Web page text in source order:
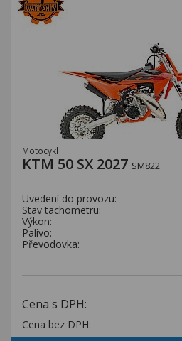
Motocykl
KTM 50 SX 2027 SM822
Uvedení do provozu:
Stav tachometru:
Výkon:
Palivo:
Převodovka:
Cena s DPH:
Cena bez DPH: